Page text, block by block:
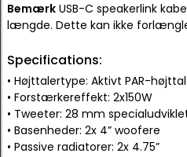
Bemærk USB-C speakerlink
længde. Dette kan ikke
Specifications:
• Højttalertype: Aktivt PAR-
• Forstærkereffekt: 2x150W
• Tweeter: 28 mm
• Basenheder: 2x 4” woofere
• Passive radiatorer: 2x 4.75”